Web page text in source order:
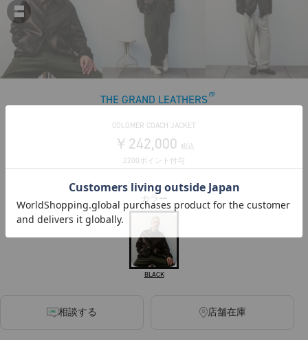
THE GRAND LEATHERS
COLOMER COACH JACKET
￥242,000 税込
2200ポイント付与
カラー
BLACK
相談する 店舗在庫